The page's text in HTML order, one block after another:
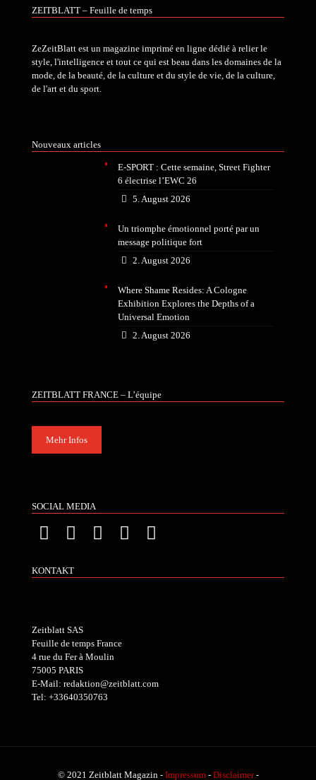
ZEITBLATT – Feuille de temps
ZeZeitBlatt est un magazine imprimé en ligne dédié à relier le
style, l'intelligence et tout ce qui est beau dans les domaines de la
mode, de la beauté, de la culture et du style de vie, de la culture,
de l'art et du sport.
Nouveaux articles
E-SPORT : Cette semaine, Street Fighter
6 électrise l’EWC 26
5. August 2026
Un triomphe émotionnel porté par un
message politique fort
2. August 2026
Where Shame Resides: A Cologne
Exhibition Explores the Depths of a
Universal Emotion
2. August 2026
ZEITBLATT FRANCE – L’équipe
Mehr Infos
SOCIAL MEDIA
KONTAKT
Zeitblatt SAS
Feuille de temps France
4 rue du Fer à Moulin
75005 PARIS
E-Mail: redaktion@zeitblatt.com
Tel: +33640350763
© 2021 Zeitblatt Magazin - Impressum- Disclaimer-